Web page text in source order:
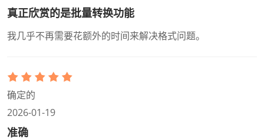
真正欣赏的是批量转换功能
我几乎不再需要花额外的时间来解决格式问题。
确定的
2026-01-19
准确